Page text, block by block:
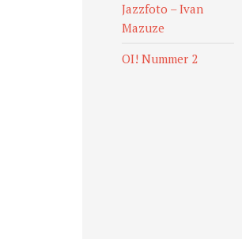
Jazzfoto – Ivan
Mazuze
OI! Nummer 2